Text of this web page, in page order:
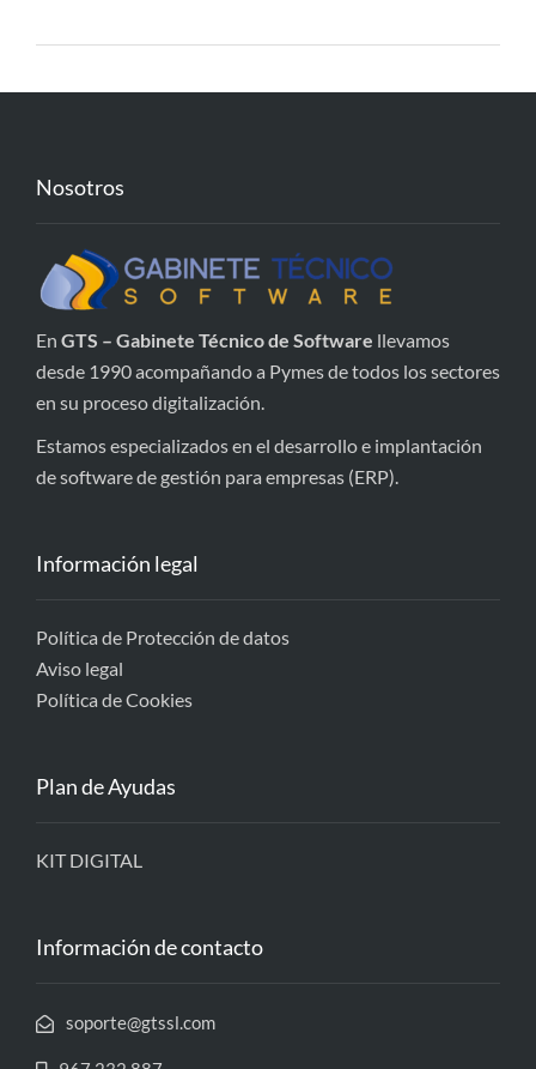
Nosotros
En GTS – Gabinete Técnico de Software llevamos
desde 1990 acompañando a Pymes de todos los sectores
en su proceso digitalización.
Estamos especializados en el desarrollo e implantación
de software de gestión para empresas (ERP).
Información legal
Política de Protección de datos
Aviso legal
Política de Cookies
Plan de Ayudas
KIT DIGITAL
Información de contacto
soporte@gtssl.com